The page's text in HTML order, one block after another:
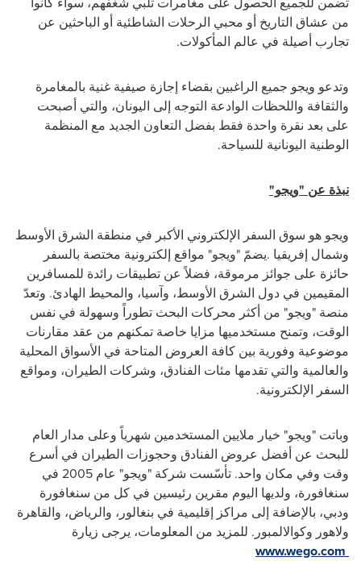
من عشاق التاريخ أو محبي الرحلات الشاطئية أو الباحثين عن
تجارب أصيلة في عالم المأكولات.
وتدعو ويجو جميع الراغبين بقضاء إجازة صيفية غنية بالمغامرة
والثقافة واللحظات الوادعة التوجه إلى اليونان، والتي أصبحت
على بعد نقرة واحدة فقط بفضل التعاون الجديد مع المنظمة
الوطنية اليونانية للسياحة.
نبذة عن "ويجو"
ويجو هو سوق السفر الإلكتروني الأكبر في منطقة الشرق الأوسط
وشمال إفريقيا .يضمّ "ويجو" مواقع إلكترونية مختصة بالسفر
حائزة على جوائز مرموقة، فضلاً عن تطبيقات رائدة للمسافرين
المقيمين في دول الشرق الأوسط، وآسيا، والمحيط الهادئ. وتعدّ
منصة "ويجو" من أكثر محركات البحث تطوراً وسهولة في نفس
الوقت، وتمنح مستخدميها مزايا خاصة تمكنهم من عقد مقارنات
موضوعية وفورية بين كافة العروض المتاحة في الأسواق المحلية
والعالمية والتي تقدمها مئات الفنادق، وشركات الطيران، ومواقع
السفر الإلكترونية.
وباتت "ويجو" خيار ملايين المستخدمين شهرياً وعلى مدار العام
للبحث عن أفضل عروض الفنادق وحجوزات الطيران في أسرع
وقت وفي مكان واحد. تأسّست شركة "ويجو" عام 2005 في
سنغافورة، ولديها اليوم مقرين رئيسين في كل من سنغافورة
ودبي، بالإضافة إلى مراكز إقليمية في بنغالور، والرياض، والقاهرة
ولاهور وكوالالمبور. للمزيد من المعلومات، يرجى زيارة
www.wego.com